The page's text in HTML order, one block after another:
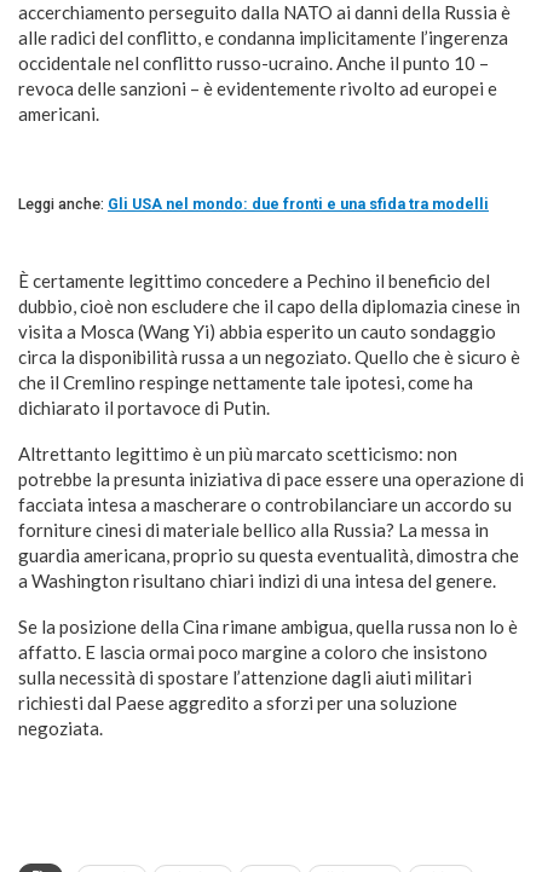
accerchiamento perseguito dalla NATO ai danni della Russia è
alle radici del conflitto, e condanna implicitamente l’ingerenza
occidentale nel conflitto russo-ucraino. Anche il punto 10 –
revoca delle sanzioni – è evidentemente rivolto ad europei e
americani.
Leggi anche: Gli USA nel mondo: due fronti e una sfida tra modelli
È certamente legittimo concedere a Pechino il beneficio del
dubbio, cioè non escludere che il capo della diplomazia cinese in
visita a Mosca (Wang Yi) abbia esperito un cauto sondaggio
circa la disponibilità russa a un negoziato. Quello che è sicuro è
che il Cremlino respinge nettamente tale ipotesi, come ha
dichiarato il portavoce di Putin.
Altrettanto legittimo è un più marcato scetticismo: non
potrebbe la presunta iniziativa di pace essere una operazione di
facciata intesa a mascherare o controbilanciare un accordo su
forniture cinesi di materiale bellico alla Russia? La messa in
guardia americana, proprio su questa eventualità, dimostra che
a Washington risultano chiari indizi di una intesa del genere.
Se la posizione della Cina rimane ambigua, quella russa non lo è
affatto. E lascia ormai poco margine a coloro che insistono
sulla necessità di spostare l’attenzione dagli aiuti militari
richiesti dal Paese aggredito a sforzi per una soluzione
negoziata.